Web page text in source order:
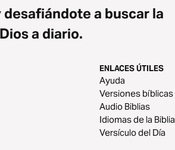
a buscar la
a diario.
ENLACES ÚTILES
Ayuda
Versiones bíblicas
Audio Biblias
Idiomas de la Biblia
Versículo del Día